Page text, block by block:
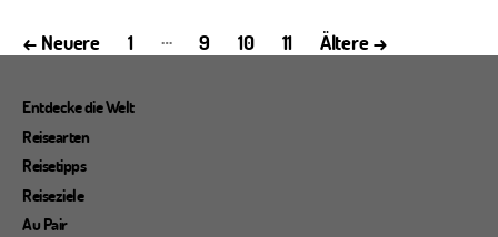
Seitennummerierung
Beiträge
← Neuere 1 … 9 10 11 Ältere→
Entdecke die Welt
Reisearten
Reisetipps
Reiseziele
Au Pair